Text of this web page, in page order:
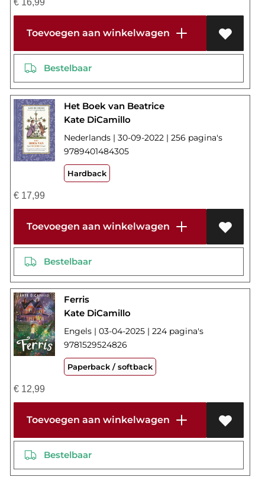
Toevoegen aan winkelwagen
Bestelbaar
Het Boek van Beatrice
Kate DiCamillo
Nederlands | 30-09-2022 | 256 pagina's
9789401484305
Hardback
€17,99
Toevoegen aan winkelwagen
Bestelbaar
Ferris
Kate DiCamillo
Engels | 03-04-2025 | 224 pagina's
9781529524826
Paperback / softback
€12,99
Toevoegen aan winkelwagen
Bestelbaar